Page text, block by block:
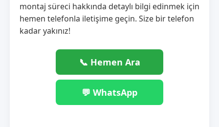
montaj süreci hakkında detaylı bilgi edinmek için
hemen telefonla iletişime geçin. Size bir telefon
kadar yakınız!
📞 Hemen Ara
💬 WhatsApp